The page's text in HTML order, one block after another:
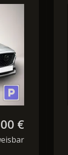
€